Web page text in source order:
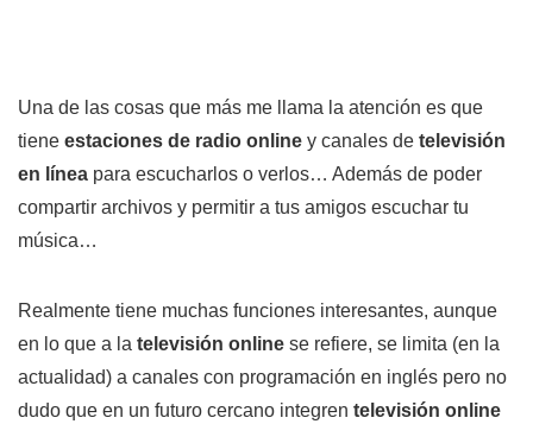
Una de las cosas que más me llama la atención es que
tiene estaciones de radio online y canales de televisión
en línea para escucharlos o verlos… Además de poder
compartir archivos y permitir a tus amigos escuchar tu
música…
Realmente tiene muchas funciones interesantes, aunque
en lo que a la televisión online se refiere, se limita (en la
actualidad) a canales con programación en inglés pero no
dudo que en un futuro cercano integren televisión online